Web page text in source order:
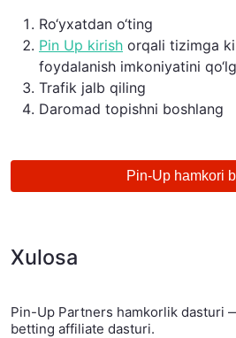
Ro‘yxatdan o‘ting
Pin Up kirish orqali tizimga
foydalanish imkoniyatini
Trafik jalb qiling
Daromad topishni boshlang
Pin-Up hamkori
Xulosa
Pin-Up Partners hamkorlik dasturi
betting affiliate dasturi.